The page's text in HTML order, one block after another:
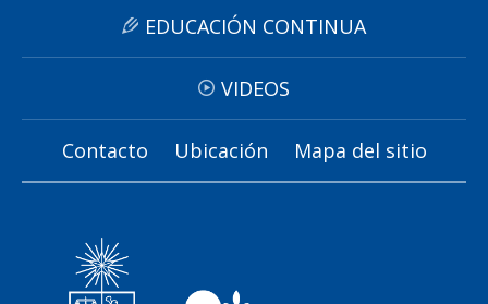
EDUCACIÓN CONTINUA
VIDEOS
Contacto Ubicación Mapa del sitio